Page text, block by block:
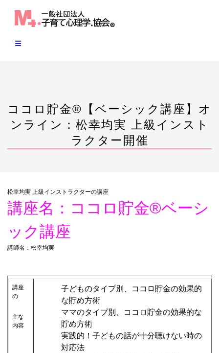
ココロ貯金®︎【ベーシック講座】オ
ンライン：松幸均実 上級インスト
ラクター開催
松幸均実 上級インストラクターの講座
講座名：ココロ貯金®︎ベーシ
ック講座
講師名：松幸均実
講座
の
主な
内容
子どものタイプ別、ココロ貯金の効果的
な貯め方術
ママのタイプ別、ココロ貯金の効果的な
貯め方術
実践的！子どもの話が十分聴けない時の
対応法